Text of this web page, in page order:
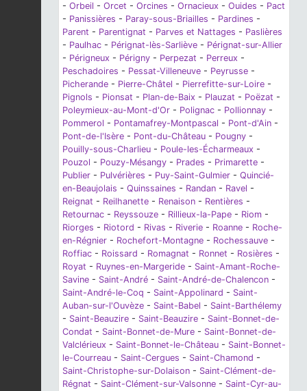
- Orbeil - Orcet - Orcines - Ornacieux - Ouides - Pact
- Panissières - Paray-sous-Briailles - Pardines -
Parent - Parentignat - Parves et Nattages - Paslières
- Paulhac - Pérignat-lès-Sarliève - Pérignat-sur-Allier
- Périgneux - Périgny - Perpezat - Perreux -
Peschadoires - Pessat-Villeneuve - Peyrusse -
Picherande - Pierre-Châtel - Pierrefitte-sur-Loire -
Pignols - Pionsat - Plan-de-Baix - Plauzat - Poëzat -
Poleymieux-au-Mont-d'Or - Polignac - Pollionnay -
Pommerol - Pontamafrey-Montpascal - Pont-d'Ain -
Pont-de-l'Isère - Pont-du-Château - Pougny -
Pouilly-sous-Charlieu - Poule-les-Écharmeaux -
Pouzol - Pouzy-Mésangy - Prades - Primarette -
Publier - Pulvérières - Puy-Saint-Gulmier - Quincié-
en-Beaujolais - Quinssaines - Randan - Ravel -
Reignat - Reilhanette - Renaison - Rentières -
Retournac - Reyssouze - Rillieux-la-Pape - Riom -
Riorges - Riotord - Rivas - Riverie - Roanne - Roche-
en-Régnier - Rochefort-Montagne - Rochessauve -
Roffiac - Roissard - Romagnat - Ronnet - Rosières -
Royat - Ruynes-en-Margeride - Saint-Amant-Roche-
Savine - Saint-André - Saint-André-de-Chalencon -
Saint-André-le-Coq - Saint-Appolinard - Saint-
Auban-sur-l'Ouvèze - Saint-Babel - Saint-Barthélemy
- Saint-Beauzire - Saint-Beauzire - Saint-Bonnet-de-
Condat - Saint-Bonnet-de-Mure - Saint-Bonnet-de-
Valclérieux - Saint-Bonnet-le-Château - Saint-Bonnet-
le-Courreau - Saint-Cergues - Saint-Chamond -
Saint-Christophe-sur-Dolaison - Saint-Clément-de-
Régnat - Saint-Clément-sur-Valsonne - Saint-Cyr-au-